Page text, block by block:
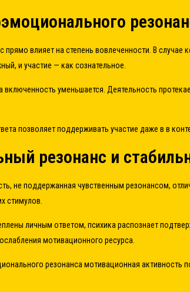
влияет на степень вовлеченности. В
и участие — как сознательное.
включенность уменьшается. Деятельность
позволяет поддерживать участие даже в в
резонанс и
не поддержанная чувственным резонансом,
стимулов.
личным ответом, психика распознает
мотивационного ресурса.
резонанса мотивационная активность